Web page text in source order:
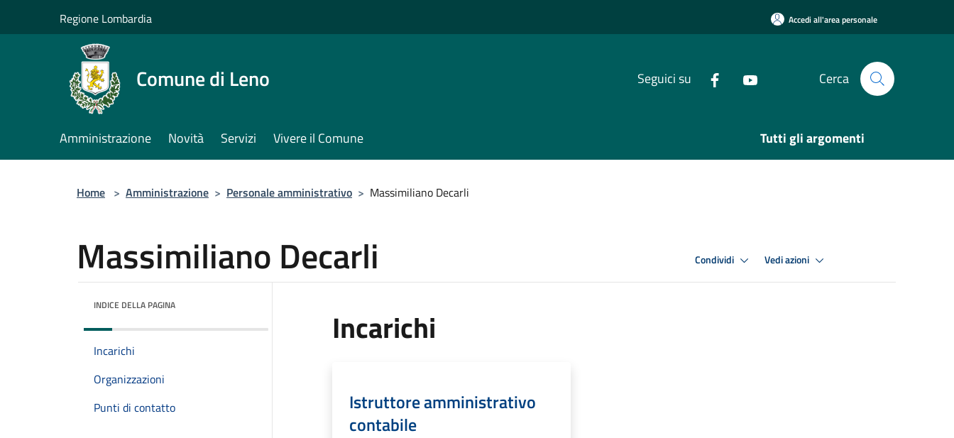
Regione Lombardia Accedi all'area personale
Comune di Leno Seguici su Cerca
Amministrazione Novità Servizi Vivere il Comune Tutti gli argomenti
Home > Amministrazione > Personale amministrativo > Massimiliano Decarli
Massimiliano Decarli Condividi Vedi azioni
INDICE DELLA PAGINA
Incarichi
Organizzazioni
Punti di contatto
Incarichi
Istruttore amministrativo
contabile